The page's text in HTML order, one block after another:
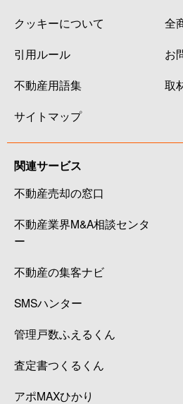
クッキーについて
引用ルール
不動産用語集
サイトマップ
全
お
取
関連サービス
不動産売却の窓口
不動産業界M&A相談センタ
ー
不動産の集客ナビ
SMSハンター
管理戸数ふえるくん
査定書つくるくん
アポMAXひかり